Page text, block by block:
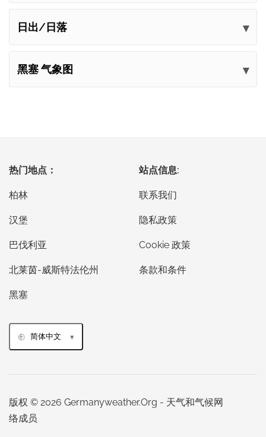
日出/日落
黑塞 气象图
热门地点：
柏林
汉堡
巴伐利亚
北莱茵-威斯特法伦州
黑塞
站点信息:
联系我们
隐私政策
Cookie 政策
条款和条件
简体中文
版权 © 2026 Germanyweather.Org - 天气和气候网
络成员